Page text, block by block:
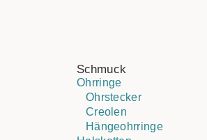
Schmuck
Ohrringe
Ohrstecker
Creolen
Hängeohrringe